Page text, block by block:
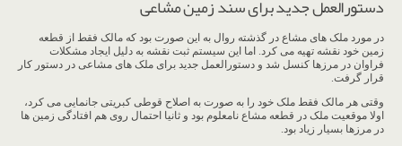
دستورالعمل جدید برای سند زمین مشاعی
در مورد ملک های مشاع در گذشته روال به این صورت بود که مالک فقط از قطعه
زمین خود نقشه تهیه می کرد. اما این سیستم ثبت نقشه به دلیل ایجاد مشکلات
فراوان در مرزها کنسل شد و دستورالعمل جدید برای ملک های مشاعی در دستور کار
قرار گرفت.
وقتی هر مالک فقط ملک خود را به صورت به اصلاح قوطی کبریتی جانمایی می کرد،
اولا موقعیت ملک در قطعه مشاع نامعلوم بود و ثانیا احتمال روی هم افتادگی زمین ها
در مرزها بسیار زیاد بود.